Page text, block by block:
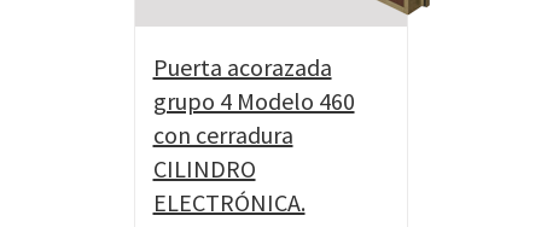
Puerta acorazada
grupo 4 Modelo 460
con cerradura
CILINDRO
ELECTRÓNICA.